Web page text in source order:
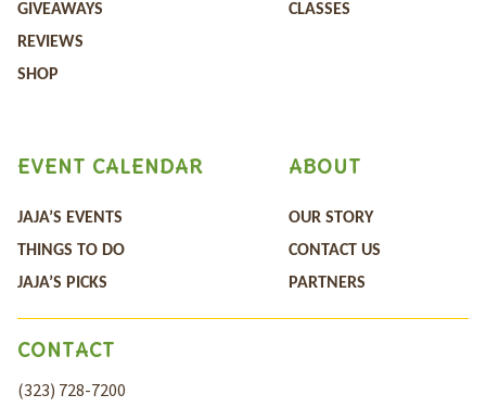
GIVEAWAYS
REVIEWS
SHOP
CLASSES
ABOUT
OUR STORY
CONTACT US
PARTNERS
EVENT CALENDAR
JAJA’S EVENTS
THINGS TO DO
JAJA’S PICKS
CONTACT
(323) 728-7200